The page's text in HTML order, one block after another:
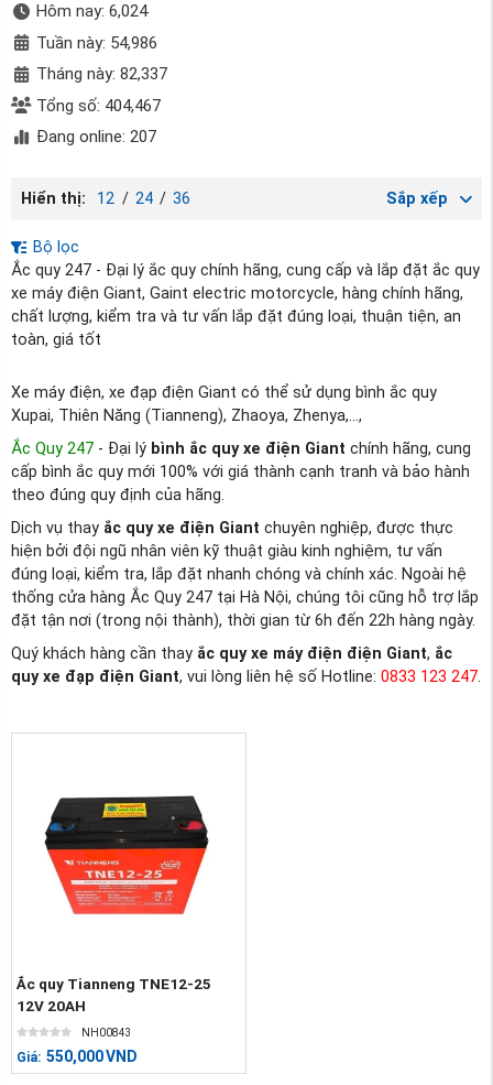
Hôm nay: 6,024
Tuần này: 54,986
Tháng này: 82,337
Tổng số: 404,467
Đang online: 207
Hiển thị: 12 / 24 / 36 Sắp xếp
Bộ lọc
Ắc quy 247 - Đại lý ắc quy chính hãng, cung cấp và lắp đặt ắc quy
xe máy điện Giant, Gaint electric motorcycle, hàng chính hãng,
chất lượng, kiểm tra và tư vấn lắp đặt đúng loại, thuận tiện, an
toàn, giá tốt
Xe máy điện, xe đạp điện Giant có thể sử dụng bình ắc quy
Xupai, Thiên Năng (Tianneng), Zhaoya, Zhenya,...,
Ắc Quy 247 - Đại lý bình ắc quy xe điện Giant chính hãng, cung
cấp bình ắc quy mới 100% với giá thành cạnh tranh và bảo hành
theo đúng quy định của hãng.
Dịch vụ thay ắc quy xe điện Giant chuyên nghiệp, được thực
hiện bởi đội ngũ nhân viên kỹ thuật giàu kinh nghiệm, tư vấn
đúng loại, kiểm tra, lắp đặt nhanh chóng và chính xác. Ngoài hệ
thống cửa hàng Ắc Quy 247 tại Hà Nội, chúng tôi cũng hỗ trợ lắp
đặt tận nơi (trong nội thành), thời gian từ 6h đến 22h hàng ngày.
Quý khách hàng cần thay ắc quy xe máy điện điện Giant, ắc
quy xe đạp điện Giant, vui lòng liên hệ số Hotline: 0833 123 247.
Ắc quy Tianneng TNE12-25
12V 20AH
NH00843
Giá: 550,000VND